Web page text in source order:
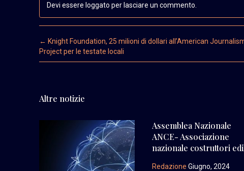
Devi essere loggato per lasciare un commento.
Post navigation
← Knight Foundation, 25 milioni di dollari all’American
Project per le testate locali
Altre notizie
Assemblea Nazionale
ANCE- Associazione
nazionale costruttori
Redazione Giugno, 2024